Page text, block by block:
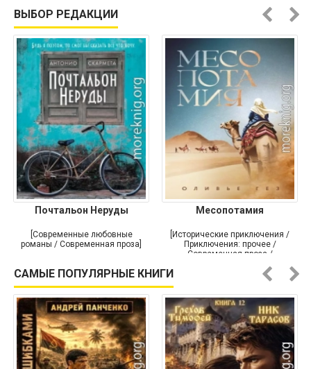
ВЫБОР РЕДАКЦИИ
Почтальон Неруды
[Современные любовные
романы / Современная проза]
Месопотамия
[Исторические приключения /
Приключения: прочее /
Современная проза /
САМЫЕ ПОПУЛЯРНЫЕ КНИГИ